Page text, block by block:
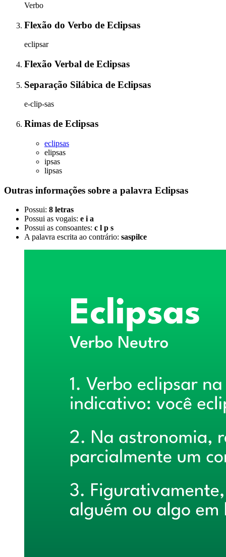
Verbo
Flexão do Verbo de Eclipsas
eclipsar
Flexão Verbal de Eclipsas
Separação Silábica de Eclipsas
e-clip-sas
Rimas de Eclipsas
eclipsas
elipsas
ipsas
lipsas
Outras informações sobre a palavra Eclipsas
Possui: 8 letras
Possui as vogais: e i a
Possui as consoantes: c l p s
A palavra escrita ao contrário: saspilce